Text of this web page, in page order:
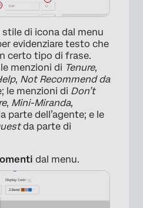
stile di icona dal menu
evidenziare testo che
certo tipo di frase.
menzioni di Tenure,
, Not Recommend da
le menzioni di Don’t
, Mini-Miranda,
parte dell’agente; e le
da parte di
dal menu.